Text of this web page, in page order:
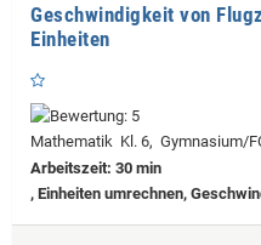
Geschwindigkeit von
Einheiten
Mathematik Kl. 6, Gymnasium/
Arbeitszeit: 30 min
, Einheiten umrechnen,